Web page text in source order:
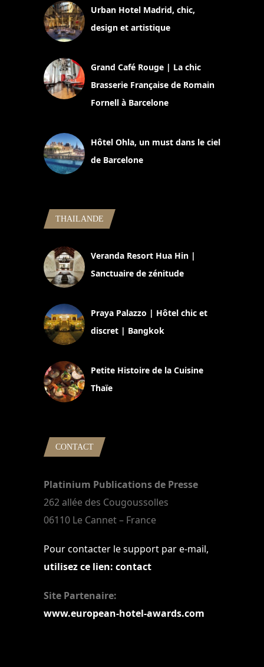
Urban Hotel Madrid, chic,
design et artistique
Grand Café Rouge | La chic
Brasserie Française de Romain
Fornell à Barcelone
Hôtel Ohla, un must dans le ciel
de Barcelone
THAILANDE
Veranda Resort Hua Hin |
Sanctuaire de zénitude
Praya Palazzo | Hôtel chic et
discret | Bangkok
Petite Histoire de la Cuisine
Thaïe
CONTACT
Platinium Publications de Presse
262 allée des Cougoussolles
06110 Le Cannet – France
Pour contacter le support par e-mail,
utilisez ce lien: contact
Site Partenaire:
www.european-hotel-awards.com